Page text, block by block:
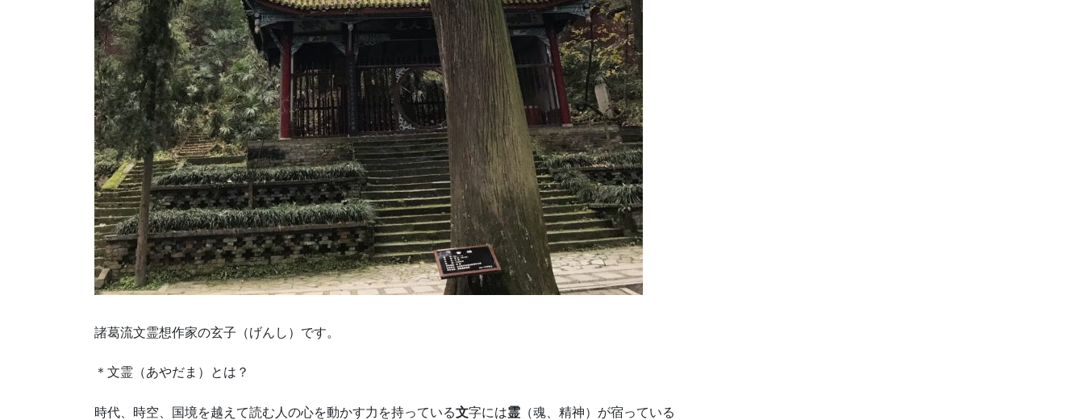
諸葛流文霊想作家の玄子（げんし）です。
＊文霊（あやだま）とは？
時代、時空、国境を越えて読む人の心を動かす力を持っている文字には霊 （魂、精神）が宿っている